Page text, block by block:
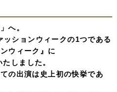
へ。
ションウィークの1つである
ウィーク』に
しました。
の出演は史上初の快挙であ